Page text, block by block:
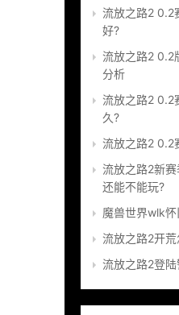
流放之路2 0.2
好?
流放之路2 0.2
分析
流放之路2 0.2
久?
流放之路2 0.2
流放之路2新
还能不能玩?
魔兽世界wlk
流放之路2开
流放之路2登